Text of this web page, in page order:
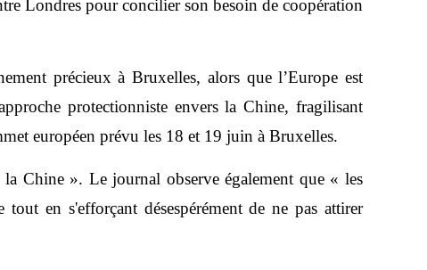
Londres pour concilier son besoin de coopération
précieux à Bruxelles, alors que l’Europe est
protectionniste envers la Chine, fragilisant
européen prévu les 18 et 19 juin à Bruxelles.
Chine ». Le journal observe également que « les
en s'efforçant désespérément de ne pas attirer